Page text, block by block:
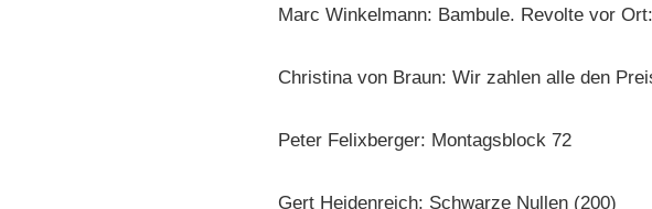
Marc Winkelmann: Bambule. Revolte vor
Christina von Braun: Wir zahlen alle den
Peter Felixberger: Montagsblock 72
Gert Heidenreich: Schwarze Nullen (200)